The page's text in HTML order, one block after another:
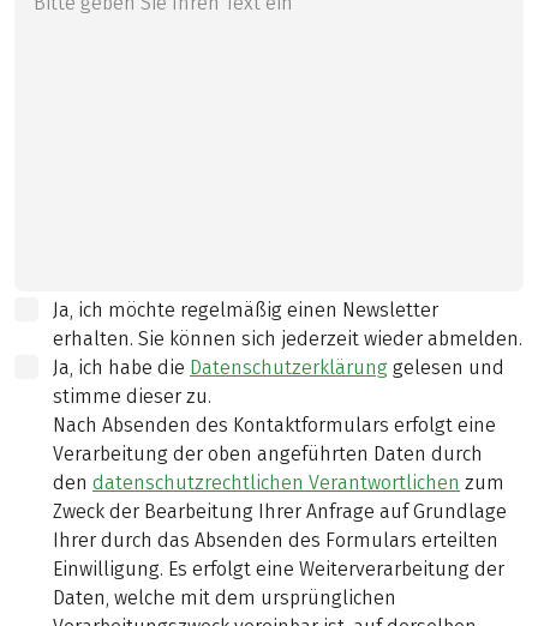
Ja, ich möchte regelmäßig einen Newsletter
erhalten. Sie können sich jederzeit wieder abmelden.
Ja, ich habe die Datenschutzerklärung gelesen und
stimme dieser zu.
Nach Absenden des Kontaktformulars erfolgt eine
Verarbeitung der oben angeführten Daten durch
den datenschutzrechtlichen Verantwortlichen zum
Zweck der Bearbeitung Ihrer Anfrage auf Grundlage
Ihrer durch das Absenden des Formulars erteilten
Einwilligung. Es erfolgt eine Weiterverarbeitung der
Daten, welche mit dem ursprünglichen